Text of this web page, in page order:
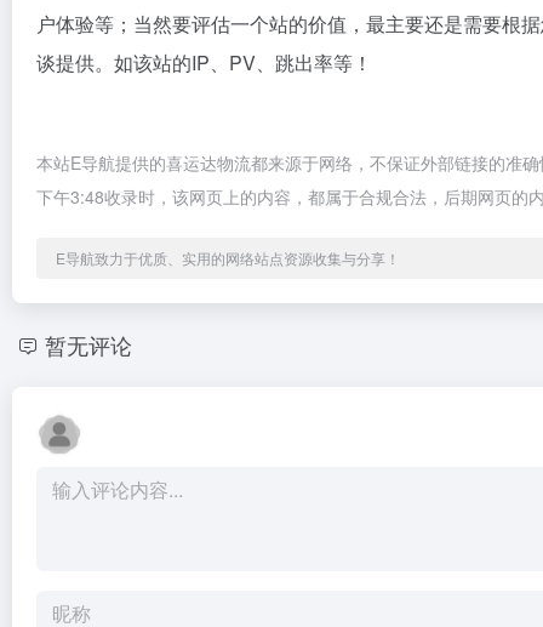
户体验等；当然要评估一个站的价值，最主要还是需要根
谈提供。如该站的IP、PV、跳出率等！
本站E导航提供的喜运达物流都来源于网络，不保证外部链接的准
下午3:48收录时，该网页上的内容，都属于合规合法，后期网页
E导航致力于优质、实用的网络站点资源收集与分享！
暂无评论